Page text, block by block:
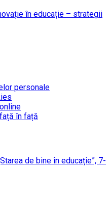
în educație – strategii
personale
în față
de bine în educație”, 7-